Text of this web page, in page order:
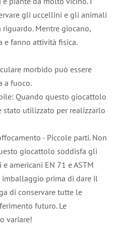
gli uccellini e gli animali
Mentre giocano,
e fanno attività fisica.
morbido può essere
a fuoco.
Quando questo giocattolo
utilizzato per realizzarlo
- Piccole parti. Non
giocattolo soddisfa gli
americani EN 71 e ASTM
prima di dare il
di conservare tutte le
futuro. Le
variare!